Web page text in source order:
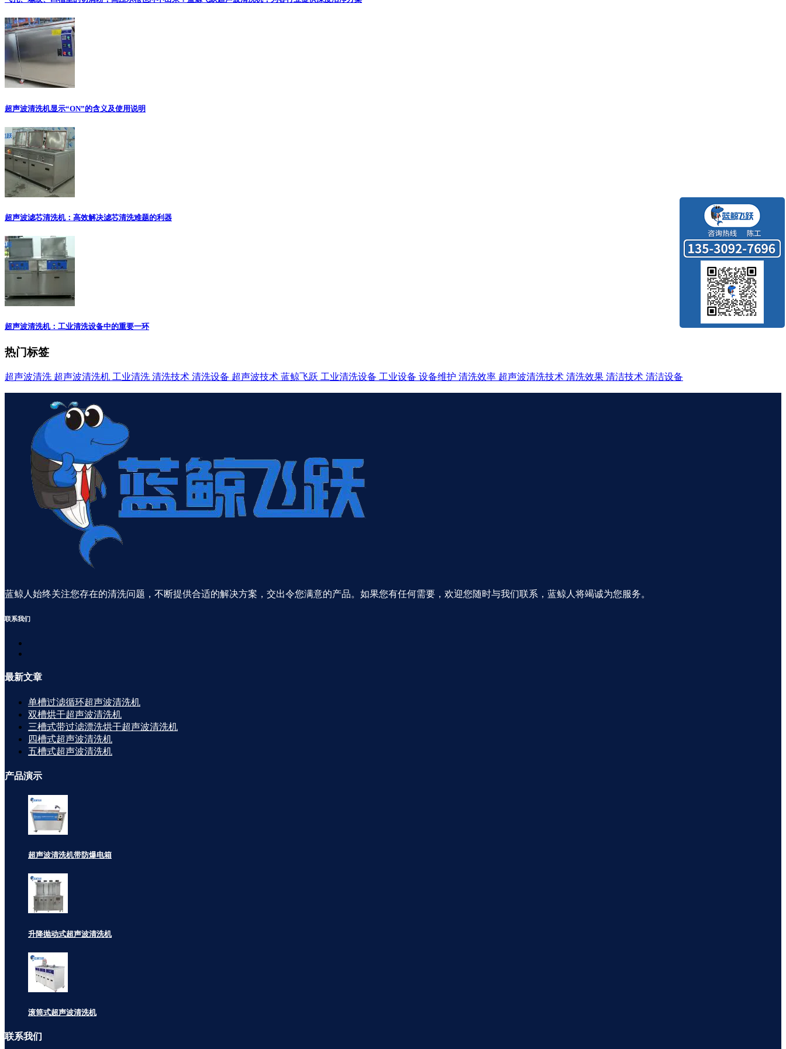
超声波清洗机显示“ON”的含义及使用说明
超声波滤芯清洗机：高效解决滤芯清洗难题的利器
超声波清洗机：工业清洗设备中的重要一环
热门标签
超声波清洗 超声波清洗机 工业清洗 清洗技术 清洗设备 超声波技术 蓝鲸飞跃 工业清洗设备 工业设备 设备维护 清洗效率 超声波清洗技术 清洗效果 清洁技术 清洁设备
蓝鲸人始终关注您存在的清洗问题，不断提供合适的解决方案，交出令您满意的产品。如果您有任何需要，欢迎您随时与我们联系，蓝鲸人将竭诚为您服务。
联系我们
最新文章
单槽过滤循环超声波清洗机
双槽烘干超声波清洗机
三槽式带过滤漂洗烘干超声波清洗机
四槽式超声波清洗机
五槽式超声波清洗机
产品演示
超声波清洗机带防爆电箱
升降抛动式超声波清洗机
滚筒式超声波清洗机
联系我们